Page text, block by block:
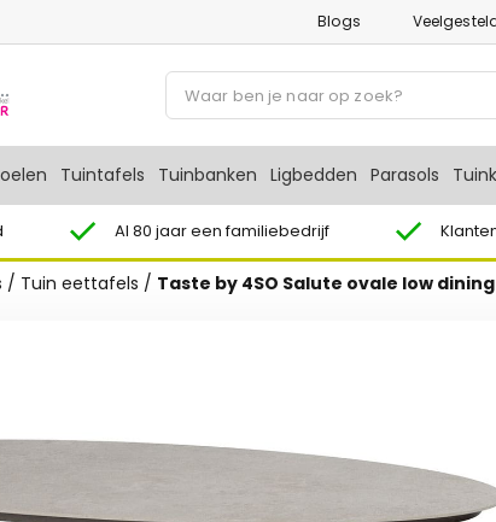
Blogs
r
o
d
u
c
t
e
Tuintafels Tuinbanken Ligbedden Parasols
Al 80 jaar een familiebedrijf
/ Tuin eettafels / Taste by 4SO Salute ovale low